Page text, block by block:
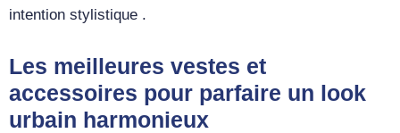
intention stylistique .
Les meilleures vestes et
accessoires pour parfaire un look
urbain harmonieux